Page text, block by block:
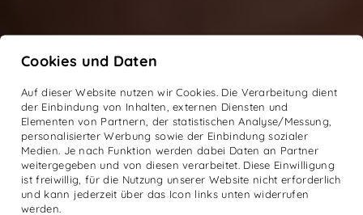
Cookies und Daten
Auf dieser Website nutzen wir Cookies. Die Verarbeitung dient
der Einbindung von Inhalten, externen Diensten und
Elementen von Partnern, der statistischen Analyse/Messung,
personalisierter Werbung sowie der Einbindung sozialer
Medien. Je nach Funktion werden dabei Daten an Partner
weitergegeben und von diesen verarbeitet. Diese Einwilligung
ist freiwillig, für die Nutzung unserer Website nicht erforderlich
und kann jederzeit über das Icon links unten widerrufen
werden.